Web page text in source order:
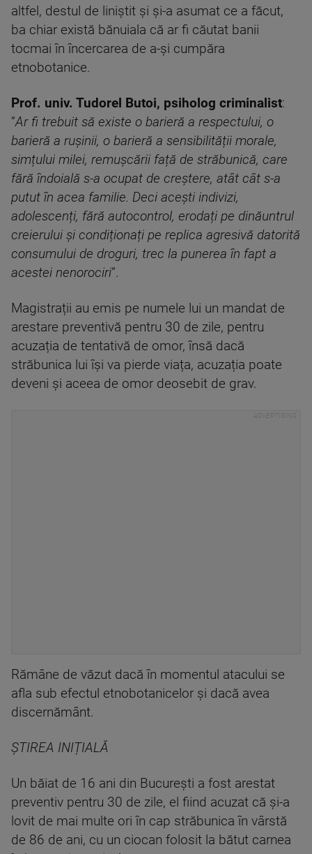
altfel, destul de liniștit și și-a asumat ce a făcut,
ba chiar există bănuiala că ar fi căutat banii
tocmai în încercarea de a-și cumpăra
etnobotanice.
Prof. univ. Tudorel Butoi, psiholog criminalist:
”Ar fi trebuit să existe o barieră a respectului, o
barieră a rușinii, o barieră a sensibilității morale,
simțului milei, remușcării față de străbunică, care
fără îndoială s-a ocupat de creștere, atât cât s-a
putut în acea familie. Deci acești indivizi,
adolescenți, fără autocontrol, erodați pe dinăuntrul
creierului și condiționați pe replica agresivă datorită
consumului de droguri, trec la punerea în fapt a
acestei nenorociri”.
Magistrații au emis pe numele lui un mandat de
arestare preventivă pentru 30 de zile, pentru
acuzația de tentativă de omor, însă dacă
străbunica lui își va pierde viața, acuzația poate
deveni și aceea de omor deosebit de grav.
Rămâne de văzut dacă în momentul atacului se
afla sub efectul etnobotanicelor și dacă avea
discernământ.
ȘTIREA INIȚIALĂ
Un băiat de 16 ani din Bucureşti a fost arestat
preventiv pentru 30 de zile, el fiind acuzat că şi-a
lovit de mai multe ori în cap străbunica în vârstă
de 86 de ani, cu un ciocan folosit la bătut carnea